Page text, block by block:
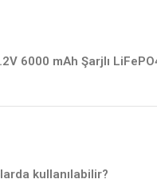
6000 mAh Şarjlı
kullanılabilir?